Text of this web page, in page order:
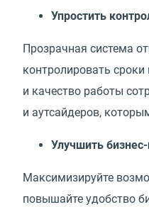
Упростить
Прозрачная система
контролировать
и качество работы
и аутсайдеров,
Улучшить
Максимизируйте
повышайте удобство